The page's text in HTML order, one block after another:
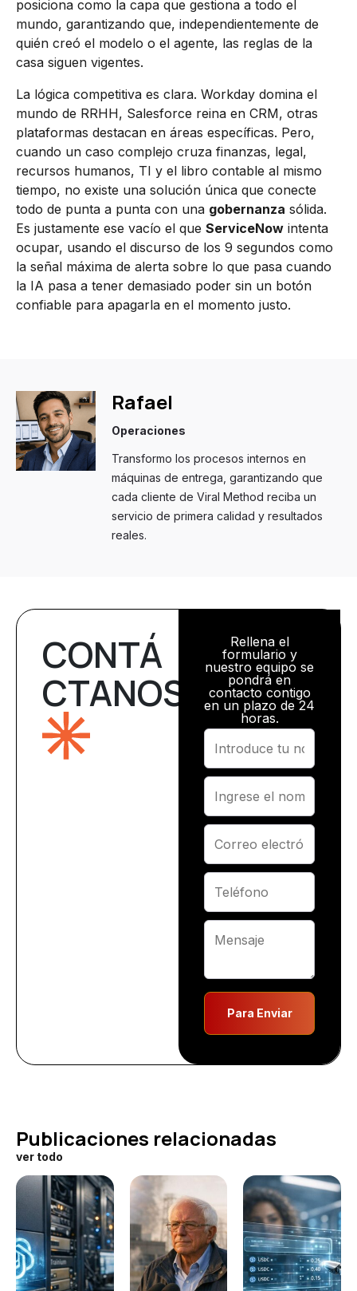
posiciona como la capa que gestiona a todo el
mundo, garantizando que, independientemente de
quién creó el modelo o el agente, las reglas de la
casa siguen vigentes.
La lógica competitiva es clara. Workday domina el
mundo de RRHH, Salesforce reina en CRM, otras
plataformas destacan en áreas específicas. Pero,
cuando un caso complejo cruza finanzas, legal,
recursos humanos, TI y el libro contable al mismo
tiempo, no existe una solución única que conecte
todo de punta a punta con una gobernanza sólida.
Es justamente ese vacío el que ServiceNow intenta
ocupar, usando el discurso de los 9 segundos como
la señal máxima de alerta sobre lo que pasa cuando
la IA pasa a tener demasiado poder sin un botón
confiable para apagarla en el momento justo.
Rafael
Operaciones
Transformo los procesos internos en
máquinas de entrega, garantizando que
cada cliente de Viral Method reciba un
servicio de primera calidad y resultados
reales.
CONTÁ
CTANOS
Rellena el
formulario y
nuestro equipo se
pondrá en
contacto contigo
en un plazo de 24
horas.
Para Enviar
Publicaciones relacionadas
ver todo